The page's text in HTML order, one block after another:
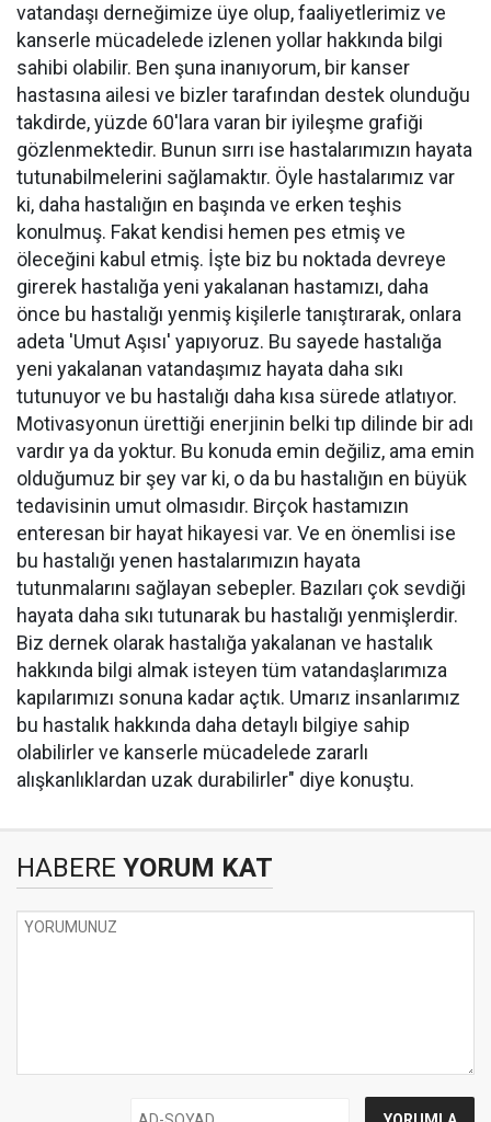
vatandaşı derneğimize üye olup, faaliyetlerimiz ve
kanserle mücadelede izlenen yollar hakkında bilgi
sahibi olabilir. Ben şuna inanıyorum, bir kanser
hastasına ailesi ve bizler tarafından destek olunduğu
takdirde, yüzde 60'lara varan bir iyileşme grafiği
gözlenmektedir. Bunun sırrı ise hastalarımızın hayata
tutunabilmelerini sağlamaktır. Öyle hastalarımız var
ki, daha hastalığın en başında ve erken teşhis
konulmuş. Fakat kendisi hemen pes etmiş ve
öleceğini kabul etmiş. İşte biz bu noktada devreye
girerek hastalığa yeni yakalanan hastamızı, daha
önce bu hastalığı yenmiş kişilerle tanıştırarak, onlara
adeta 'Umut Aşısı' yapıyoruz. Bu sayede hastalığa
yeni yakalanan vatandaşımız hayata daha sıkı
tutunuyor ve bu hastalığı daha kısa sürede atlatıyor.
Motivasyonun ürettiği enerjinin belki tıp dilinde bir adı
vardır ya da yoktur. Bu konuda emin değiliz, ama emin
olduğumuz bir şey var ki, o da bu hastalığın en büyük
tedavisinin umut olmasıdır. Birçok hastamızın
enteresan bir hayat hikayesi var. Ve en önemlisi ise
bu hastalığı yenen hastalarımızın hayata
tutunmalarını sağlayan sebepler. Bazıları çok sevdiği
hayata daha sıkı tutunarak bu hastalığı yenmişlerdir.
Biz dernek olarak hastalığa yakalanan ve hastalık
hakkında bilgi almak isteyen tüm vatandaşlarımıza
kapılarımızı sonuna kadar açtık. Umarız insanlarımız
bu hastalık hakkında daha detaylı bilgiye sahip
olabilirler ve kanserle mücadelede zararlı
alışkanlıklardan uzak durabilirler" diye konuştu.
HABERE YORUM KAT